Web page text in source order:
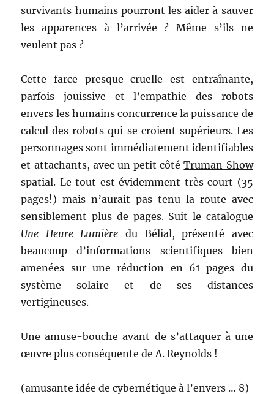
survivants humains pourront les aider à sauver
les apparences à l’arrivée ? Même s’ils ne
veulent pas ?
Cette farce presque cruelle est entraînante,
parfois jouissive et l’empathie des robots
envers les humains concurrence la puissance de
calcul des robots qui se croient supérieurs. Les
personnages sont immédiatement identifiables
et attachants, avec un petit côtéTruman Show
spatial. Le tout est évidemment très court (35
pages!) mais n’aurait pas tenu la route avec
sensiblement plus de pages. Suit le catalogue
Une Heure Lumière du Bélial, présenté avec
beaucoup d’informations scientifiques bien
amenées sur une réduction en 61 pages du
système solaire et de ses distances
vertigineuses.
Une amuse-bouche avant de s’attaquer à une
œuvre plus conséquente de A. Reynolds !
(amusante idée de cybernétique à l’envers … 8)